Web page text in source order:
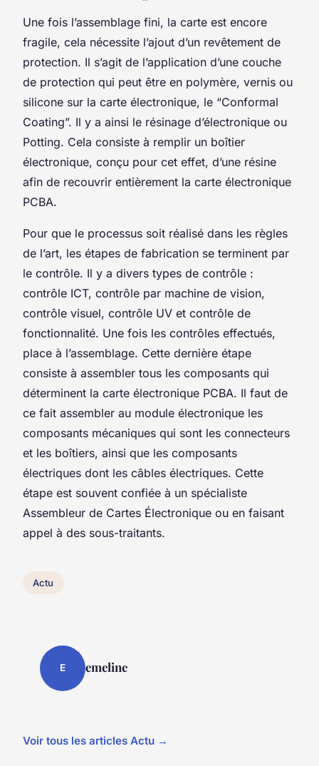
Une fois l’assemblage fini, la carte est encore
fragile, cela nécessite l’ajout d’un revêtement de
protection. Il s’agit de l’application d’une couche
de protection qui peut être en polymère, vernis ou
silicone sur la carte électronique, le “Conformal
Coating”. Il y a ainsi le résinage d’électronique ou
Potting. Cela consiste à remplir un boîtier
électronique, conçu pour cet effet, d’une résine
afin de recouvrir entièrement la carte électronique
PCBA.
Pour que le processus soit réalisé dans les règles
de l’art, les étapes de fabrication se terminent par
le contrôle. Il y a divers types de contrôle :
contrôle ICT, contrôle par machine de vision,
contrôle visuel, contrôle UV et contrôle de
fonctionnalité. Une fois les contrôles effectués,
place à l’assemblage. Cette dernière étape
consiste à assembler tous les composants qui
déterminent la carte électronique PCBA. Il faut de
ce fait assembler au module électronique les
composants mécaniques qui sont les connecteurs
et les boîtiers, ainsi que les composants
électriques dont les câbles électriques. Cette
étape est souvent confiée à un spécialiste
Assembleur de Cartes Électronique ou en faisant
appel à des sous-traitants.
Actu
E emeline
Voir tous les articles Actu →